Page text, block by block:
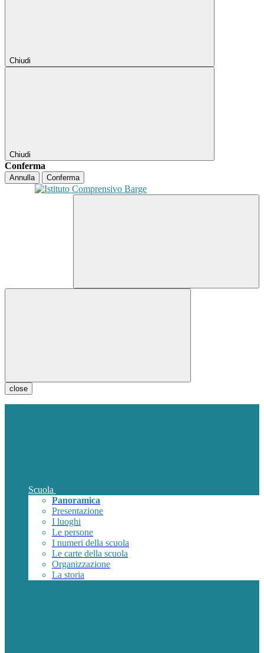
Chiudi
Chiudi
Conferma
Annulla Conferma
close
Scuola
Panoramica
Presentazione
I luoghi
Le persone
I numeri della scuola
Le carte della scuola
Organizzazione
La storia